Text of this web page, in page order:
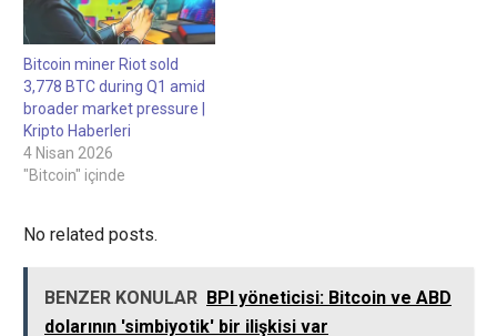
110 bin dolara ulaşabilir 32
dakika önce Strateji bir
aydan biraz fazla bir
sürede 46.233 BTC satın…
Bitcoin miner Riot sold
3,778 BTC during Q1 amid
broader market pressure |
Kripto Haberleri
4 Nisan 2026
"Bitcoin" içinde
No related posts.
BENZER KONULAR BPI yöneticisi: Bitcoin ve ABD
dolarının 'simbiyotik' bir ilişkisi var